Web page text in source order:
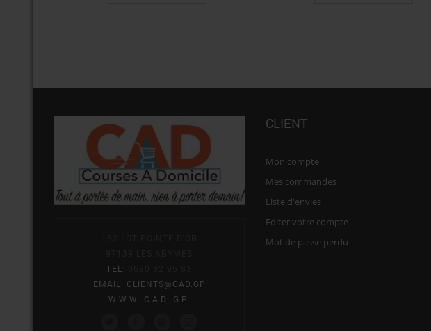
TEL
EMAIL
CLIENTS@CAD.GP
WWW.CAD.GP
CLIENT
Mon compte
Mes commandes
Liste d'envies
Editer votre compte
Mot de passe perdu